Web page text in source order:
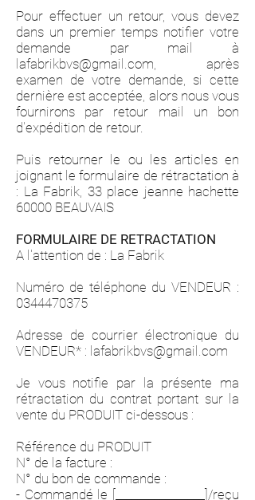
Pour effectuer un retour, vous devez
dans un premier temps notifier votre
demande par mail à
lafabrikbvs@gmail.com, après
examen de votre demande, si cette
dernière est acceptée, alors nous vous
fournirons par retour mail un bon
d'expédition de retour.
Puis retourner le ou les articles en
joignant le formulaire de rétractation à
: La Fabrik, 33 place jeanne hachette
60000 BEAUVAIS
FORMULAIRE DE RETRACTATION
A l'attention de : La Fabrik
Numéro de téléphone du VENDEUR :
0344470375
Adresse de courrier électronique du
VENDEUR* : lafabrikbvs@gmail.com
Je vous notifie par la présente ma
rétractation du contrat portant sur la
vente du PRODUIT ci-dessous :
Référence du PRODUIT
N° de la facture :
N° du bon de commande :
- Commandé le [________________]/reçu